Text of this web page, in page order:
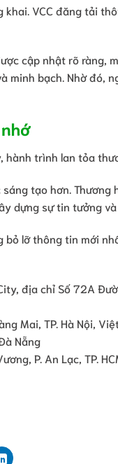
VCC đăng tải
cập nhật rõ ràng,
minh bạch. Nhờ đó,
hành trình lan tỏa
tạo hơn. Thương
dựng sự tin tưởng
bỏ lỡ thông tin mới
địa chỉ Số 72A
Mai, TP. Hà Nội,
Nẵng
P. An Lạc, TP.